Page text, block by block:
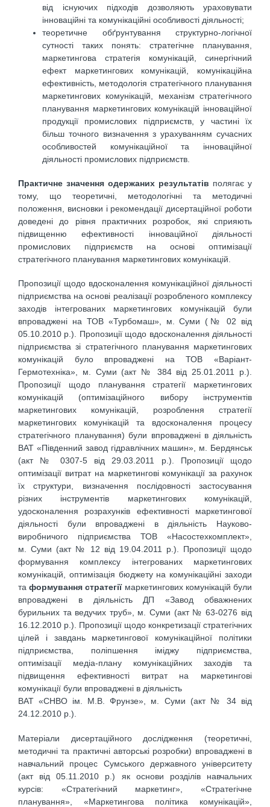
від існуючих підходів дозволяють ураховувати
інноваційні та комунікаційні особливості діяльності;
теоретичне обґрунтування структурно-логічної
сутності таких понять: стратегічне планування,
маркетингова стратегія комунікацій, синергічний
ефект маркетингових комунікацій, комунікаційна
ефективність, методологія стратегічного планування
маркетингових комунікацій, механізм стратегічного
планування маркетингових комунікацій інноваційної
продукції промислових підприємств, у частині їх
більш точного визначення з урахуванням сучасних
особливостей комунікаційної та інноваційної
діяльності промислових підприємств.
Практичне значення одержаних результатів полягає у
тому, що теоретичні, методологічні та методичні
положення, висновки і рекомендації дисертаційної роботи
доведені до рівня практичних розробок, які сприяють
підвищенню ефективності інноваційної діяльності
промислових підприємств на основі оптимізації
стратегічного планування маркетингових комунікацій.
Пропозиції щодо вдосконалення комунікаційної діяльності
підприємства на основі реалізації розробленого комплексу
заходів інтегрованих маркетингових комунікацій були
впроваджені на ТОВ «Турбомаш», м. Суми (№ 02 від
05.10.2010 р.). Пропозиції щодо вдосконалення діяльності
підприємства зі стратегічного планування маркетингових
комунікацій було впроваджені на ТОВ «Варіант-
Гермотехніка», м. Суми (акт № 384 від 25.01.2011 р.).
Пропозиції щодо планування стратегії маркетингових
комунікацій (оптимізаційного вибору інструментів
маркетингових комунікацій, розроблення стратегії
маркетингових комунікацій та вдосконалення процесу
стратегічного планування) були впроваджені в діяльність
ВАТ «Південний завод гідравлічних машин», м. Бердянськ
(акт № 0307-5 від 29.03.2011 р.). Пропозиції щодо
оптимізації витрат на маркетингові комунікації за рахунок
їх структури, визначення послідовності застосування
різних інструментів маркетингових комунікацій,
удосконалення розрахунків ефективності маркетингової
діяльності були впроваджені в діяльність Науково-
виробничого підприємства ТОВ «Насостехкомплект»,
м. Суми (акт № 12 від 19.04.2011 р.). Пропозиції щодо
формування комплексу інтегрованих маркетингових
комунікацій, оптимізація бюджету на комунікаційні заходи
таформування стратегіїмаркетингових комунікацій були
впроваджені в діяльність ДП «Завод обважнених
бурильних та ведучих труб», м. Суми (акт № 63-0276 від
16.12.2010 р.). Пропозиції щодо конкретизації стратегічних
цілей і завдань маркетингової комунікаційної політики
підприємства, поліпшення іміджу підприємства,
оптимізації медіа-плану комунікаційних заходів та
підвищення ефективності витрат на маркетингові
комунікації були впроваджені в діяльність
ВАТ «СНВО ім. М.В. Фрунзе», м. Суми (акт № 34 від
24.12.2010 р.).
Матеріали дисертаційного дослідження (теоретичні,
методичні та практичні авторські розробки) впроваджені в
навчальний процес Сумського державного університету
(акт від 05.11.2010 р.) як основи розділів навчальних
курсів: «Стратегічний маркетинг», «Стратегічне
планування», «Маркетингова політика комунікацій»,